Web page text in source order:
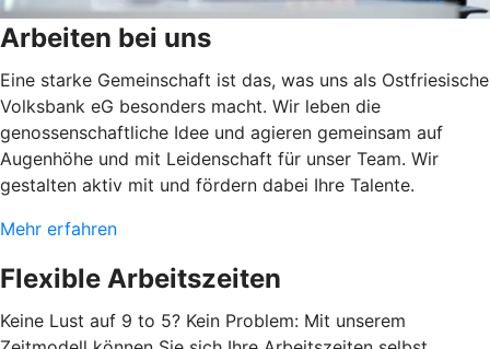
Arbeiten bei uns
Eine starke Gemeinschaft ist das, was uns als Ostfriesische
Volksbank eG besonders macht. Wir leben die
genossenschaftliche Idee und agieren gemeinsam auf
Augenhöhe und mit Leidenschaft für unser Team. Wir
gestalten aktiv mit und fördern dabei Ihre Talente.
Mehr erfahren
Flexible Arbeitszeiten
Keine Lust auf 9 to 5? Kein Problem: Mit unserem